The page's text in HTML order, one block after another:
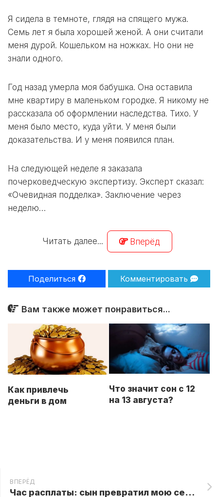
Я сидела в темноте, глядя на спящего мужа.
Семь лет я была хорошей женой. А они считали
меня дурой. Кошельком на ножках. Но они не
знали одного.
Год назад умерла моя бабушка. Она оставила
мне квартиру в маленьком городке. Я никому не
рассказала об оформлении наследства. Тихо. У
меня было место, куда уйти. У меня были
доказательства. И у меня появился план.
На следующей неделе я заказала
почерковедческую экспертизу. Эксперт сказал:
«Очевидная подделка». Заключение через
неделю…
Читать далее... Вперёд
Поделиться Комментировать
Вам также может понравиться...
Как привлечь
деньги в дом
Что значит сон с 12
на 13 августа?
ВПЕРЁД
Час расплаты: сын превратил мою сестру в прислугу, но мое внезапное возвращение изменило всё